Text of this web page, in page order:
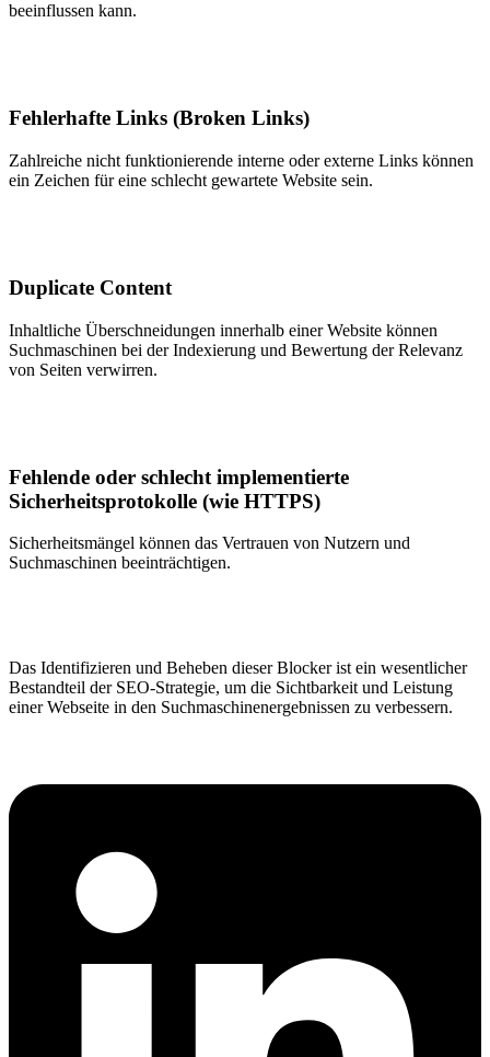
beeinflussen kann.
Fehlerhafte Links (Broken Links)
Zahlreiche nicht funktionierende interne oder externe Links können
ein Zeichen für eine schlecht gewartete Website sein.
Duplicate Content
Inhaltliche Überschneidungen innerhalb einer Website können
Suchmaschinen bei der Indexierung und Bewertung der Relevanz
von Seiten verwirren.
Fehlende oder schlecht implementierte
Sicherheitsprotokolle (wie HTTPS)
Sicherheitsmängel können das Vertrauen von Nutzern und
Suchmaschinen beeinträchtigen.
Das Identifizieren und Beheben dieser Blocker ist ein wesentlicher
Bestandteil der SEO-Strategie, um die Sichtbarkeit und Leistung
einer Webseite in den Suchmaschinenergebnissen zu verbessern.